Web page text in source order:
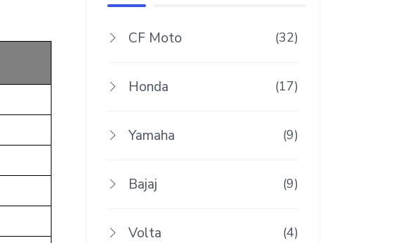
CF Moto (32)
Honda (17)
Yamaha (9)
Bajaj (9)
Volta (4)